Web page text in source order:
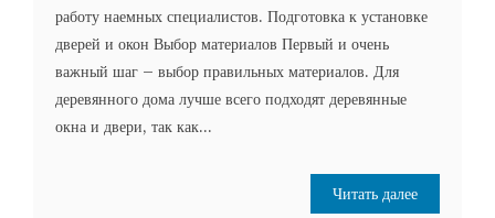
работу наемных специалистов. Подготовка к установке
дверей и окон Выбор материалов Первый и очень
важный шаг – выбор правильных материалов. Для
деревянного дома лучше всего подходят деревянные
окна и двери, так как...
Читать далее